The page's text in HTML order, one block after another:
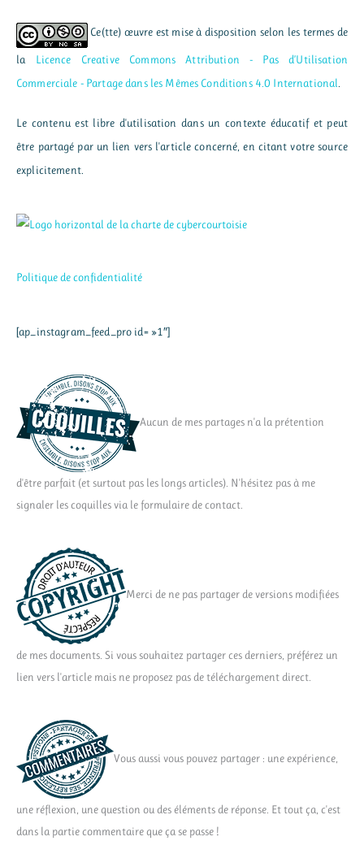
Ce(tte) œuvre est mise à disposition selon les termes de
la Licence Creative Commons Attribution - Pas d’Utilisation
Commerciale - Partage dans les Mêmes Conditions 4.0 International
Le contenu est libre d'utilisation dans un contexte éducatif et peut
être partagé par un lien vers l'article concerné, en citant votre source
explicitement.
Politique de confidentialité
[ap_instagram_feed_pro id= »1″]
Aucun de mes partages n'a la prétention
d'être parfait (et surtout pas les longs articles). N'hésitez pas à me
signaler les coquilles via le formulaire de contact.
Merci de ne pas partager de versions modifiées
de mes documents. Si vous souhaitez partager ces derniers, préférez un
lien vers l'article mais ne proposez pas de téléchargement direct.
Vous aussi vous pouvez partager : une expérience,
une réflexion, une question ou des éléments de réponse. Et tout ça, c'est
dans la partie commentaire que ça se passe !